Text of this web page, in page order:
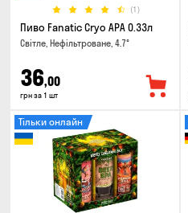
(1)
Пиво Fanatic Cryo APA 0.33л
Світле, Нефільтроване, 4.7°
36,00
грн за 1 шт
Тільки онлайн